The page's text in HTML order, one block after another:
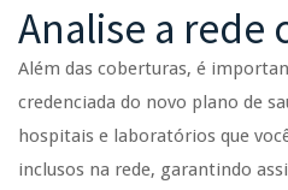
Analise a rede
Além das coberturas, é
credenciada do novo plano de
hospitais e laboratórios que
inclusos na rede, garantindo